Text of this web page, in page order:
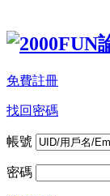
免費註冊
找回密碼
帳號
密碼